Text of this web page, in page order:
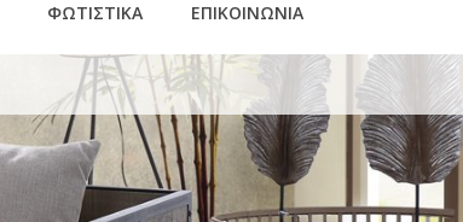
ΦΩΤΙΣΤΙΚΑ ΕΠΙΚΟΙΝΩΝΙΑ